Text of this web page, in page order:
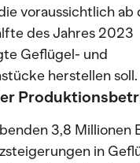
voraussichtlich ab
des Jahres 2023
Geflügel- und
herstellen soll.
3,8 Millionen
in